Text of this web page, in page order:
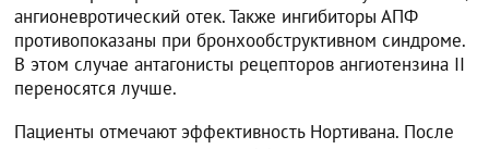
ангионевротический отек. Также ингибиторы АПФ
противопоказаны при бронхообструктивном синдроме.
В этом случае антагонисты рецепторов ангиотензина II
переносятся лучше.
Пациенты отмечают эффективность Нортивана. После